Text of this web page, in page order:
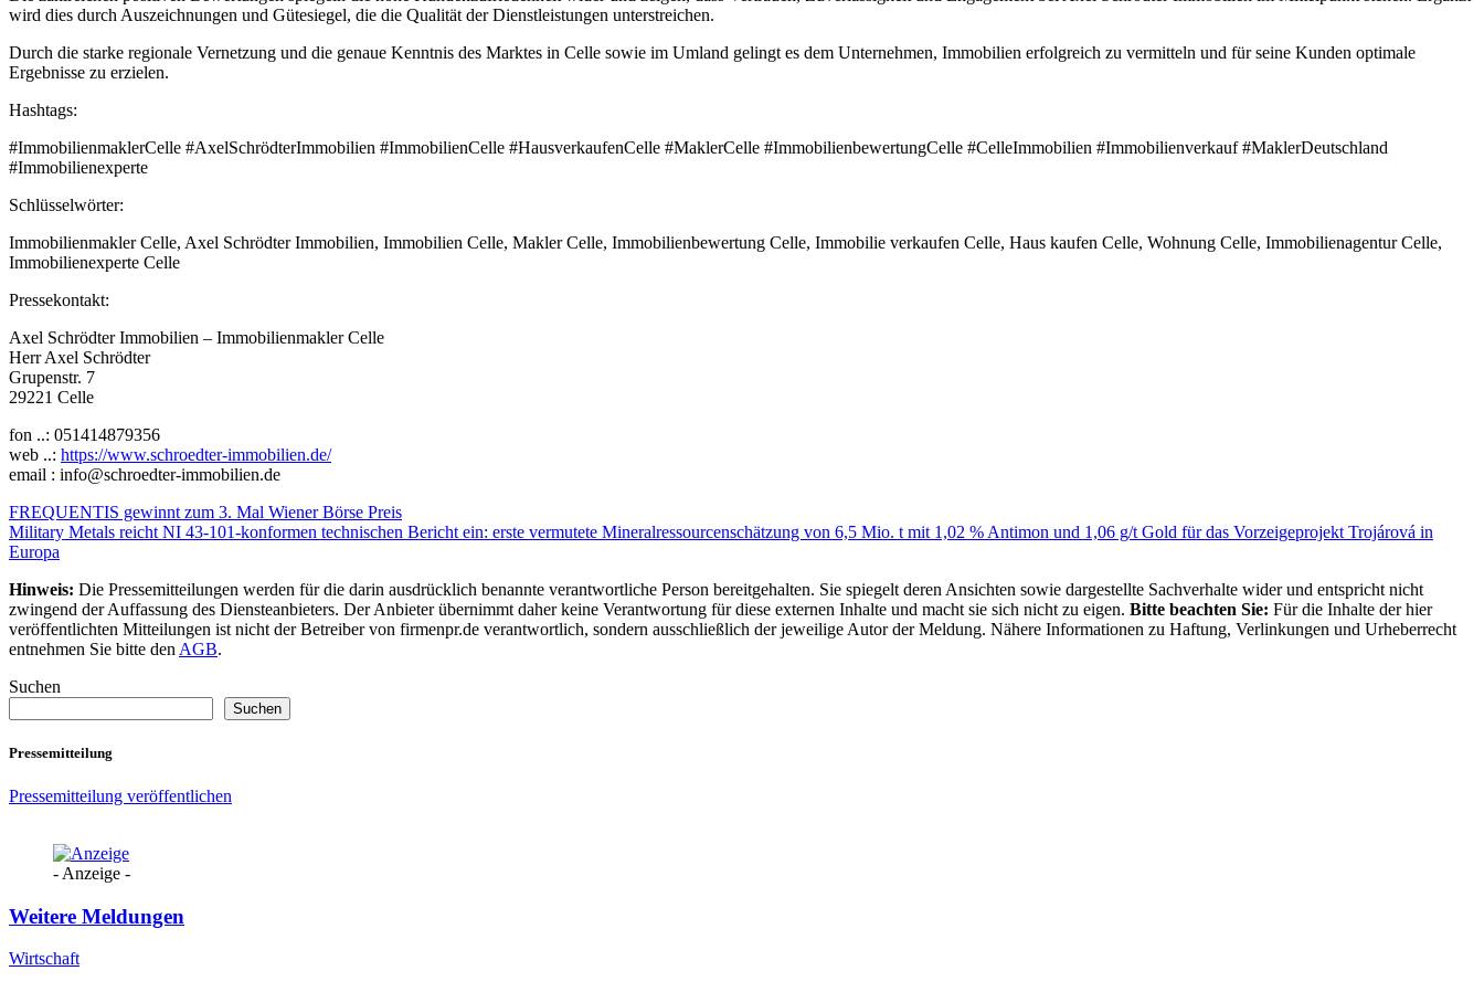
wird dies durch Auszeichnungen und Gütesiegel, die die Qualität der Dienstleistungen unterstreichen.
Durch die starke regionale Vernetzung und die genaue Kenntnis des Marktes in Celle sowie im Umland gelingt es dem Unternehmen, Immobilien erfolgreich zu vermitteln und für seine Kunden optimale
Ergebnisse zu erzielen.
Hashtags:
#ImmobilienmaklerCelle #AxelSchrödterImmobilien #ImmobilienCelle #HausverkaufenCelle #MaklerCelle #ImmobilienbewertungCelle #CelleImmobilien #Immobilienverkauf #MaklerDeutschland
#Immobilienexperte
Schlüsselwörter:
Immobilienmakler Celle, Axel Schrödter Immobilien, Immobilien Celle, Makler Celle, Immobilienbewertung Celle, Immobilie verkaufen Celle, Haus kaufen Celle, Wohnung Celle, Immobilienagentur Celle,
Immobilienexperte Celle
Pressekontakt:
Axel Schrödter Immobilien – Immobilienmakler Celle
Herr Axel Schrödter
Grupenstr. 7
29221 Celle
fon ..: 051414879356
web ..: https://www.schroedter-immobilien.de/
email : info@schroedter-immobilien.de
Beitragsnavigation
FREQUENTIS gewinnt zum 3. Mal Wiener Börse Preis
Military Metals reicht NI 43-101-konformen technischen Bericht ein: erste vermutete Mineralressourcenschätzung von 6,5 Mio. t mit 1,02 % Antimon und 1,06 g/t Gold für das Vorzeigeprojekt Trojárová in
Europa
Hinweis: Die Pressemitteilungen werden für die darin ausdrücklich benannte verantwortliche Person bereitgehalten. Sie spiegelt deren Ansichten sowie dargestellte Sachverhalte wider und entspricht nicht
zwingend der Auffassung des Diensteanbieters. Der Anbieter übernimmt daher keine Verantwortung für diese externen Inhalte und macht sie sich nicht zu eigen. Bitte beachten Sie: Für die Inhalte der hier
veröffentlichten Mitteilungen ist nicht der Betreiber von firmenpr.de verantwortlich, sondern ausschließlich der jeweilige Autor der Meldung. Nähere Informationen zu Haftung, Verlinkungen und Urheberrecht
entnehmen Sie bitte den AGB.
Suchen
Suchen
Pressemitteilung
Pressemitteilung veröffentlichen
- Anzeige -
Weitere Meldungen
Wirtschaft